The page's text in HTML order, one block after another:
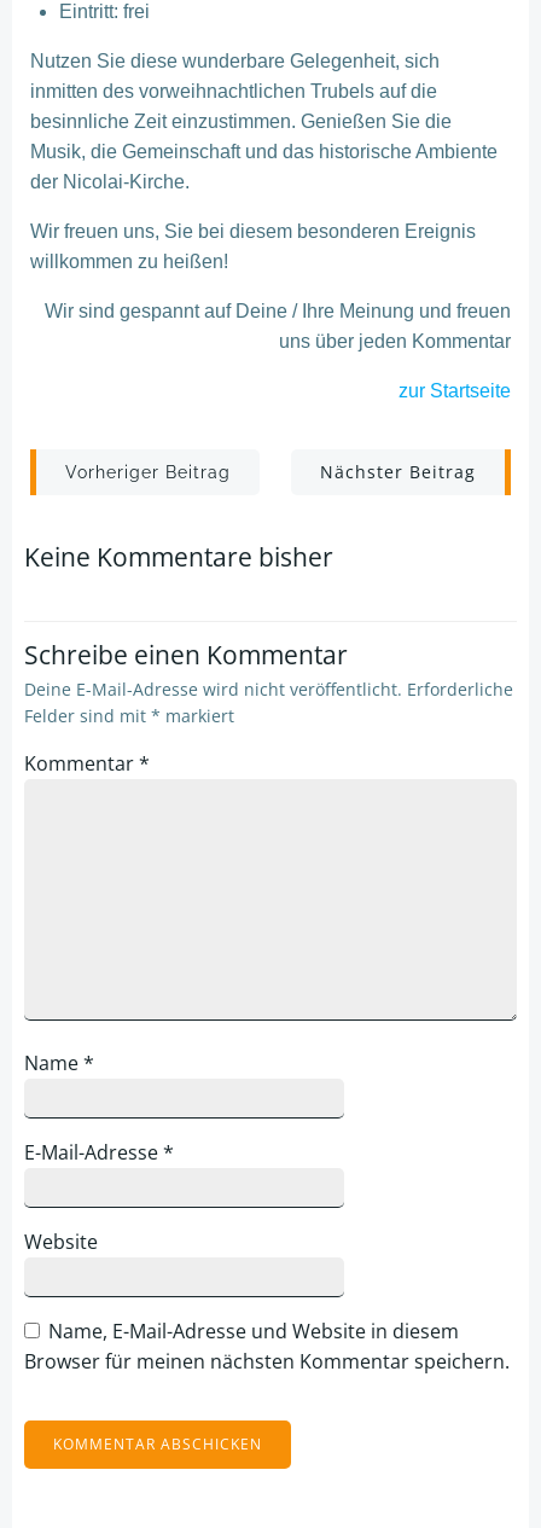
Eintritt: frei
Nutzen Sie diese wunderbare Gelegenheit, sich
inmitten des vorweihnachtlichen Trubels auf die
besinnliche Zeit einzustimmen. Genießen Sie die
Musik, die Gemeinschaft und das historische Ambiente
der Nicolai-Kirche.
Wir freuen uns, Sie bei diesem besonderen Ereignis
willkommen zu heißen!
Wir sind gespannt auf Deine / Ihre Meinung und freuen
uns über jeden Kommentar
zur Startseite
Post
navigation
Vorheriger Beitrag
Post
navigation
Nächster Beitrag
Keine Kommentare bisher
Schreibe einen Kommentar
Deine E-Mail-Adresse wird nicht veröffentlicht. Erforderliche
Felder sind mit * markiert
Kommentar*
Name*
E-Mail-Adresse*
Website
Name, E-Mail-Adresse und Website in diesem
Browser für meinen nächsten Kommentar speichern.